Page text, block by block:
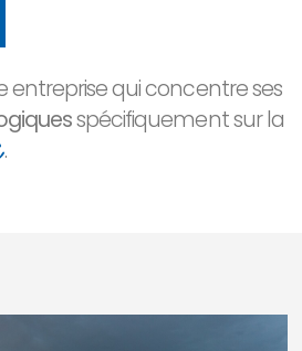
entreprise qui concentre ses
spécifiquement sur la
.